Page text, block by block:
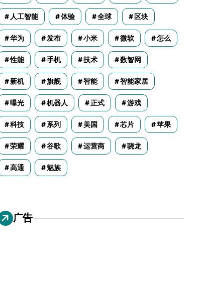
人工智能 体验 全球 区块
华为 发布 小米 微软 怎么
性能 手机 技术 数智网
新机 旗舰 智能 智能家居
曝光 机器人 正式 游戏
科技 系列 美国 芯片 苹果
荣耀 谷歌 运营商 骁龙
高通 魅族
广告